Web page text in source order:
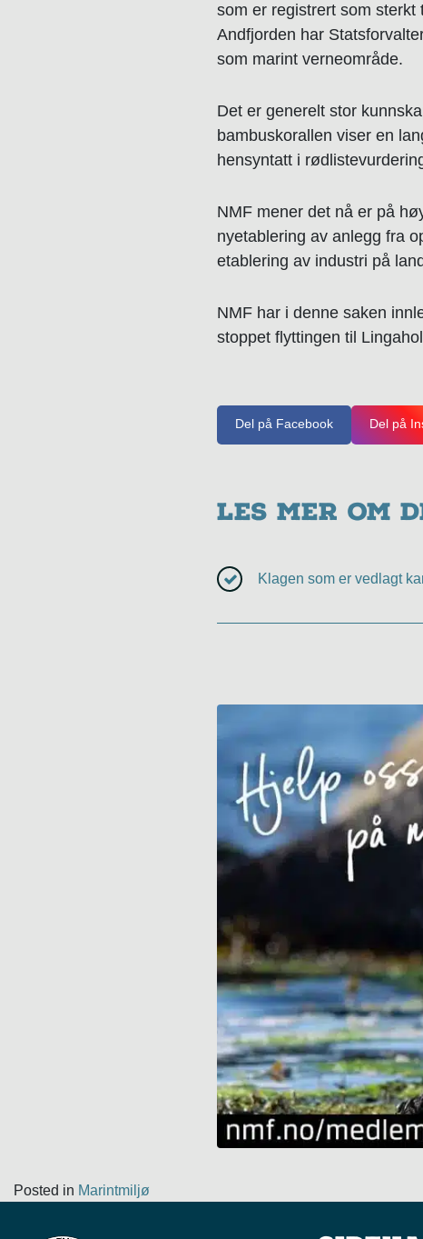
som er registrert som sterkt
Andfjorden har
som marint verneområde.
Det er generelt stor
bambuskorallen viser en
hensyntatt i
NMF mener det nå er på
nyetablering av anlegg fra
etablering av industri på
NMF har i denne saken
stoppet flyttingen til
Del på Facebook Del på
Les mer om
Klagen som er vedlagt
Posted in Marintmiljø